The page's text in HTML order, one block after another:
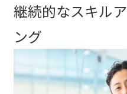
継続的なスキル
ング